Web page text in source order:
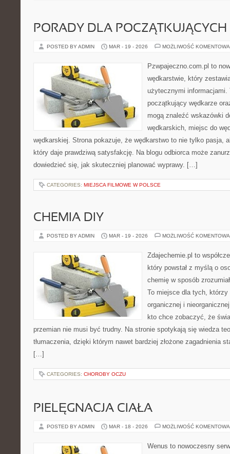
PORADY DLA POCZĄTKUJĄCYCH
POSTED BY ADMIN MAR - 19 - 2026 MOŻLIWOŚĆ
Pzwpajeczno.com.pl to
wędkarstwie, który
użytecznymi informacjami.
początkujący wędkarze
mogą znaleźć wskazówki
wędkarskich, miejsc do
wędkarskiej. Strona pokazuje, że wędkarstwo to nie tylko pasja,
który daje prawdziwą satysfakcję. Na blogu odbiorca może
dowiedzieć się, jak skuteczniej planować wyprawy. […]
CATEGORIES: MIEJSCA FILMOWE W POLSCE
CHEMIA DIY
POSTED BY ADMIN MAR - 19 - 2026 MOŻLIWOŚĆ
Zdajechemie.pl to
który powstał z myślą o
chemię w sposób
To miejsce dla tych,
organicznej i
kto chce zobaczyć, że
przemian nie musi być trudny. Na stronie spotykają się wiedza
tłumaczenia, dzięki którym nawet bardziej złożone zagadnienia
[…]
CATEGORIES: CHOROBY OCZU
PIELĘGNACJA CIAŁA
POSTED BY ADMIN MAR - 18 - 2026 MOŻLIWOŚĆ
Wenus to nowoczesny